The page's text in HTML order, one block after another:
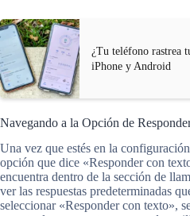
¿Tu teléfono rastrea
iPhone y Android
Navegando a la Opción de
Una vez que estés en la
opción que dice «Responder con
encuentra dentro de la sección de
ver las respuestas predeterminadas
seleccionar «Responder con texto»,